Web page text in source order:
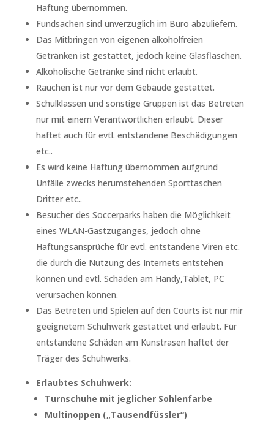
Haftung übernommen.
Fundsachen sind unverzüglich im Büro abzuliefern.
Das Mitbringen von eigenen alkoholfreien
Getränken ist gestattet, jedoch keine Glasflaschen.
Alkoholische Getränke sind nicht erlaubt.
Rauchen ist nur vor dem Gebäude gestattet.
Schulklassen und sonstige Gruppen ist das Betreten
nur mit einem Verantwortlichen erlaubt. Dieser
haftet auch für evtl. entstandene Beschädigungen
etc..
Es wird keine Haftung übernommen aufgrund
Unfälle zwecks herumstehenden Sporttaschen
Dritter etc..
Besucher des Soccerparks haben die Möglichkeit
eines WLAN-Gastzuganges, jedoch ohne
Haftungsansprüche für evtl. entstandene Viren etc.
die durch die Nutzung des Internets entstehen
können und evtl. Schäden am Handy,Tablet, PC
verursachen können.
Das Betreten und Spielen auf den Courts ist nur mir
geeignetem Schuhwerk gestattet und erlaubt. Für
entstandene Schäden am Kunstrasen haftet der
Träger des Schuhwerks.
Erlaubtes Schuhwerk:
Turnschuhe mit jeglicher Sohlenfarbe
Multinoppen („Tausendfüssler“)